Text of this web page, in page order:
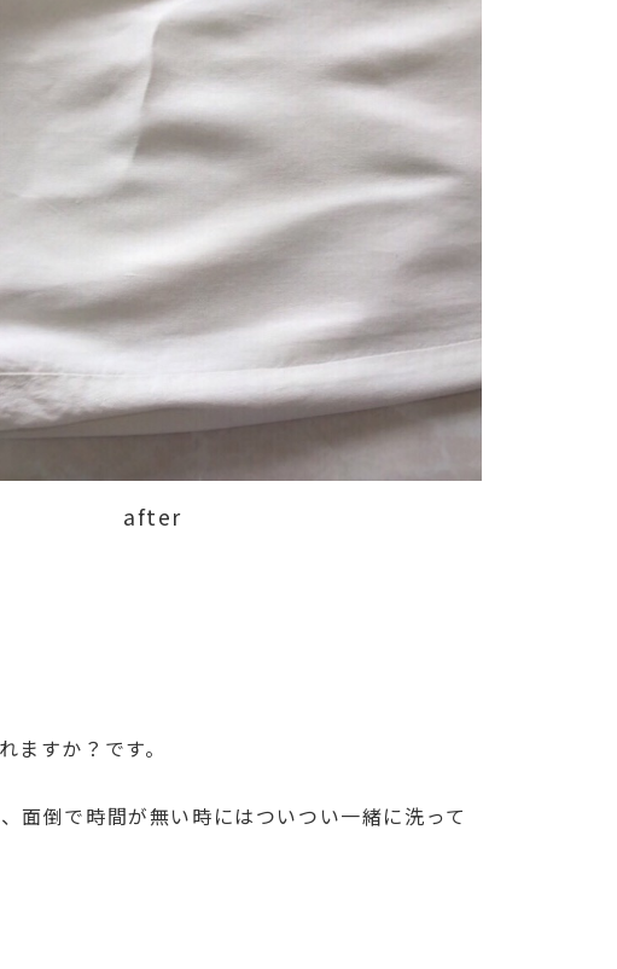
after
すか？です。
面倒で時間が無い時にはついつい一緒に洗って